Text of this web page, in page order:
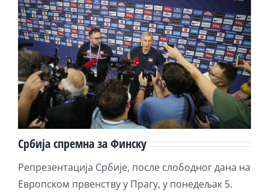
Србија спремна за Финску
Репрезентација Србије, после слободног дана на
Европском првенству у Прагу, у понедељак 5.